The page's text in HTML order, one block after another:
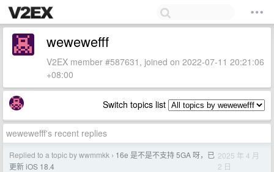
wewewefff
V2EX member #587631, joined on 2022-07-11 20:21:06
+08:00
Switch topics list
wewewefff's recent replies
Replied to a topic by wwmmkk › 16e 是不是不支持 5GA 呀，已
更新 iOS 18.4
2025 年 4 月
2 日